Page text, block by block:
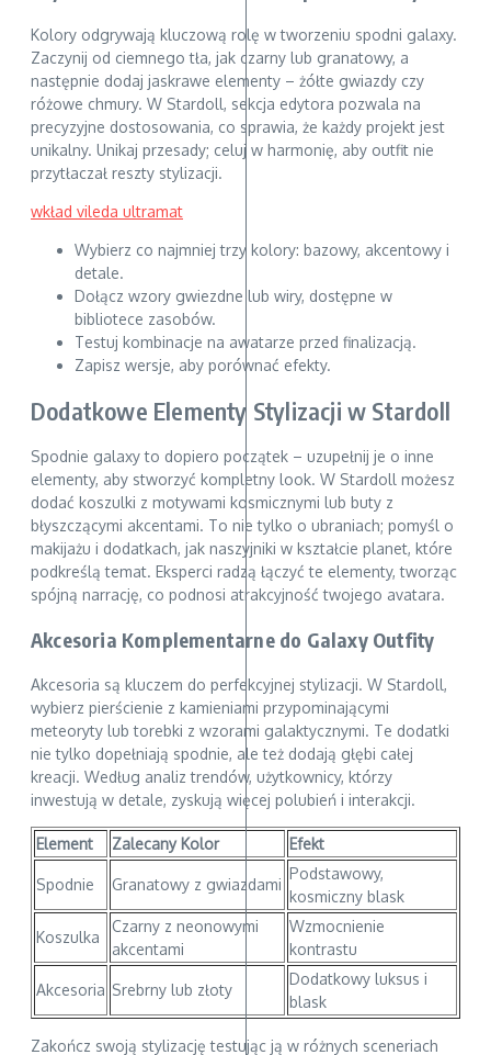
Kolory odgrywają kluczową rolę w tworzeniu spodni galaxy.
Zaczynij od ciemnego tła, jak czarny lub granatowy, a
następnie dodaj jaskrawe elementy – żółte gwiazdy czy
różowe chmury. W Stardoll, sekcja edytora pozwala na
precyzyjne dostosowania, co sprawia, że każdy projekt jest
unikalny. Unikaj przesady; celuj w harmonię, aby outfit nie
przytłaczał reszty stylizacji.
wkład vileda ultramat
Wybierz co najmniej trzy kolory: bazowy, akcentowy i
detale.
Dołącz wzory gwiezdne lub wiry, dostępne w
bibliotece zasobów.
Testuj kombinacje na awatarze przed finalizacją.
Zapisz wersje, aby porównać efekty.
Dodatkowe Elementy Stylizacji w Stardoll
Spodnie galaxy to dopiero początek – uzupełnij je o inne
elementy, aby stworzyć kompletny look. W Stardoll możesz
dodać koszulki z motywami kosmicznymi lub buty z
błyszczącymi akcentami. To nie tylko o ubraniach; pomyśl o
makijażu i dodatkach, jak naszyjniki w kształcie planet, które
podkreślą temat. Eksperci radzą łączyć te elementy, tworząc
spójną narrację, co podnosi atrakcyjność twojego avatara.
Akcesoria Komplementarne do Galaxy Outfity
Akcesoria są kluczem do perfekcyjnej stylizacji. W Stardoll,
wybierz pierścienie z kamieniami przypominającymi
meteoryty lub torebki z wzorami galaktycznymi. Te dodatki
nie tylko dopełniają spodnie, ale też dodają głębi całej
kreacji. Według analiz trendów, użytkownicy, którzy
inwestują w detale, zyskują więcej polubień i interakcji.
Element Zalecany Kolor Efekt
Spodnie Granatowy z gwiazdami
Podstawowy,
kosmiczny blask
Koszulka
Czarny z neonowymi
akcentami
Wzmocnienie
kontrastu
Akcesoria Srebrny lub złoty
Dodatkowy luksus i
blask
Zakończ swoją stylizację testując ją w różnych sceneriach